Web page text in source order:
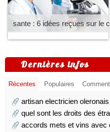
sante : 6 idées reçues sur le
Dernières infos
Récentes Populaires
artisan electricien oleronais
quel sont les droits des
accords mets et vins avec